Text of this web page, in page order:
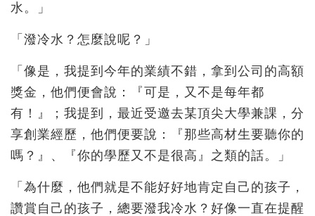
水。」
「潑冷水？怎麼說呢？」
「像是，我提到今年的業績不錯，拿到公司的高額
獎金，他們便會說：『可是，又不是每年都
有！』；我提到，最近受邀去某頂尖大學兼課，分
享創業經歷，他們便要說：『那些高材生要聽你的
嗎？』、『你的學歷又不是很高』之類的話。」
「為什麼，他們就是不能好好地肯定自己的孩子，
讚賞自己的孩子，總要潑我冷水？好像一直在提醒